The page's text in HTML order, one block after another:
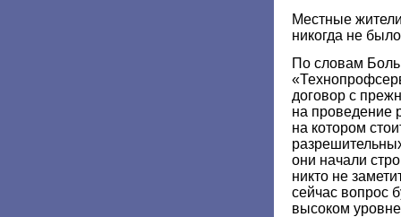
Местные
никогда не
По словам
договор с
на проведение
на котором
они начали
никто не
сейчас вопрос
высоком